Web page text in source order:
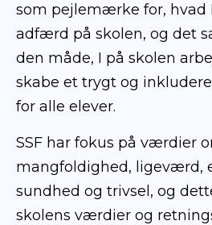
som pejlemærke for, hvad
adfærd på skolen, og det
den måde, I på skolen
skabe et trygt og
for alle elever.
SSF har fokus på værdier
mangfoldighed, ligeværd,
sundhed og trivsel, og
skolens værdier og